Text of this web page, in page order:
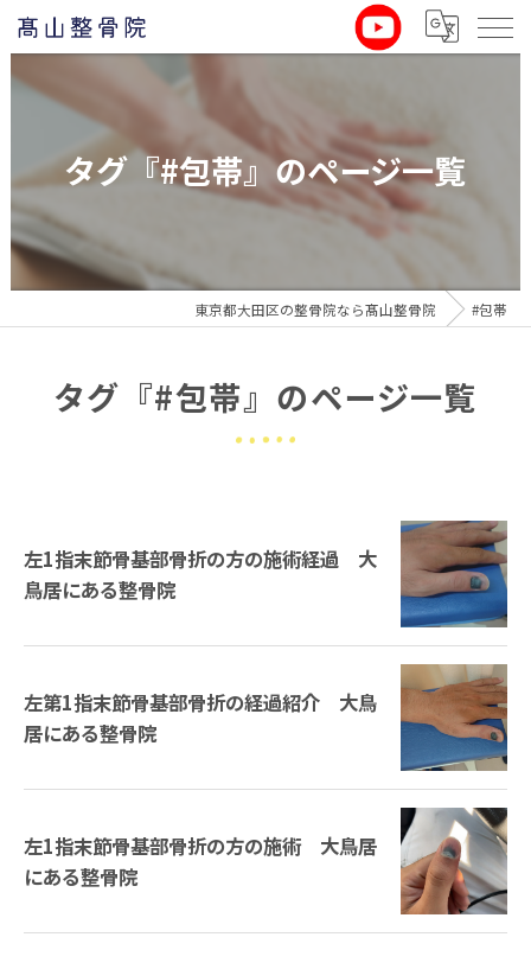
タグ『#包帯』のページ一覧
東京都大田区の整骨院なら髙山整骨院 #包帯
タグ『#包帯』のページ一覧
左1指末節骨基部骨折の方の施術経過 大
鳥居にある整骨院
左第1指末節骨基部骨折の経過紹介 大鳥
居にある整骨院
左1指末節骨基部骨折の方の施術 大鳥居
にある整骨院